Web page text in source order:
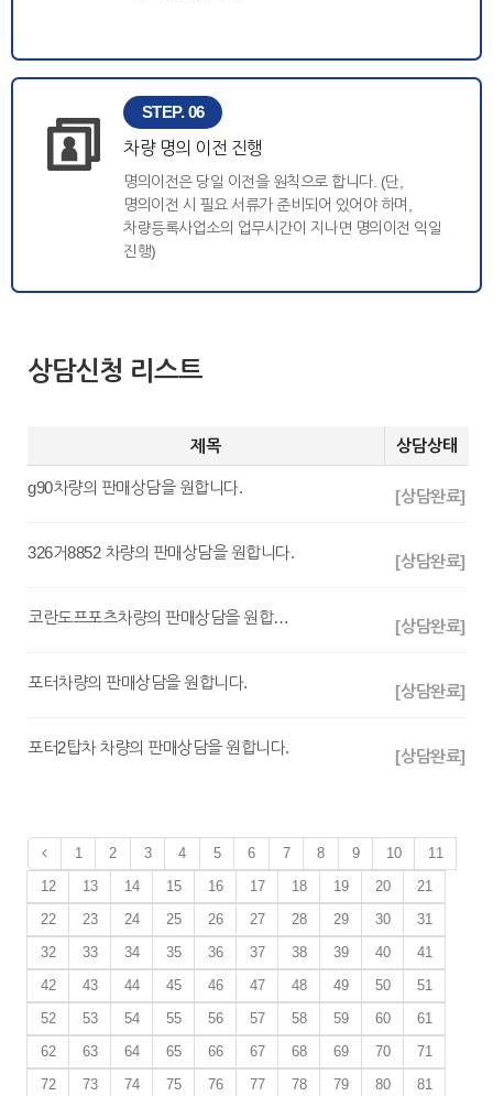
STEP. 06
차량 명의 이전 진행
명의이전은 당일 이전을 원칙으로 합니다. (단,
명의이전 시 필요 서류가 준비되어 있어야 하며,
차량등록사업소의 업무시간이 지나면 명의이전 익일
진행)
상담신청 리스트
제목 상담상태
g90차량의 판매상담을 원합니다. [상담완료]
326거8852 차량의 판매상담을 원합니다. [상담완료]
코란도프포츠차량의 판매상담을 원합니다. [상담완료]
포터차량의 판매상담을 원합니다. [상담완료]
포터2탑차 차량의 판매상담을 원합니다. [상담완료]
1 2 3 4 5 6 7 8 9 10
11
12
13 14 15 16 17 18 19 20
21
22
23 24 25 26 27 28 29 30
31
32
33 34 35 36 37 38 39 40
41
42
43 44 45 46 47 48 49 50
51
52
53 54 55 56 57 58 59 60
61
62
63 64 65 66 67 68 69 70
71
72
73 74 75 76 77 78 79 80 81